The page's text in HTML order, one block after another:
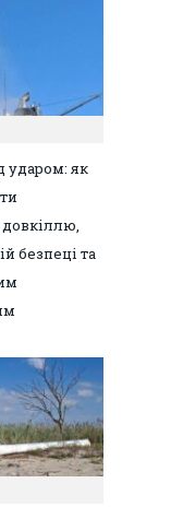
ударом: як
безпеці та